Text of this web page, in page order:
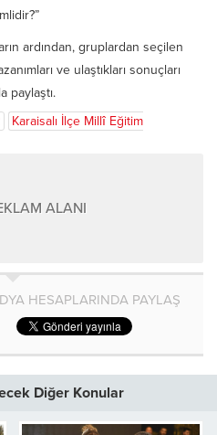
ardından, gruplardan seçilen
ve ulaştıkları sonuçları
paylaştı.
Karaisalı İlçe Millî Eğitim
ALANI
HESAPLARINDA PAYLAŞ
Diğer Konular